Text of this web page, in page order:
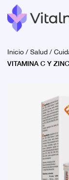
Inicio/Salud/
VITAMINA C Y